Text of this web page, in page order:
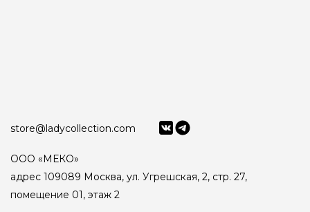
store@ladycollection.com
ООО «МЕКО»
адрес 109089 Москва, ул. Угрешская, 2, стр. 27,
помещение 01, этаж 2